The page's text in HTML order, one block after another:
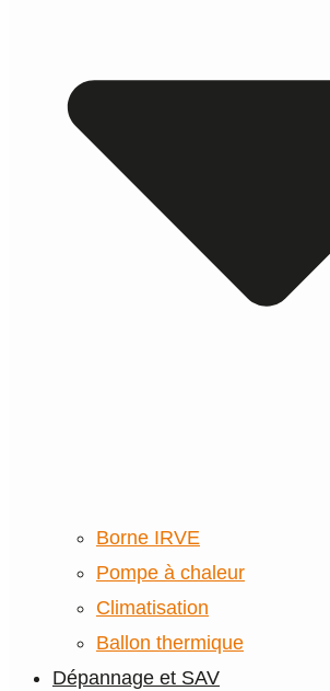
Borne IRVE
Pompe à chaleur
Climatisation
Ballon thermique
Dépannage et SAV